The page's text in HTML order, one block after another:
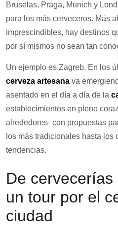
Bruselas, Praga, Munich y
para los más cerveceros. Más
imprescindibles, hay destinos
por sí mismos no sean tan
Un ejemplo es Zagreb. En los
cerveza artesana va
asentado en el día a día de la
establecimientos en pleno
alrededores- con propuestas
los más tradicionales hasta los
tendencias.
De cervecerías
un tour por el
ciudad